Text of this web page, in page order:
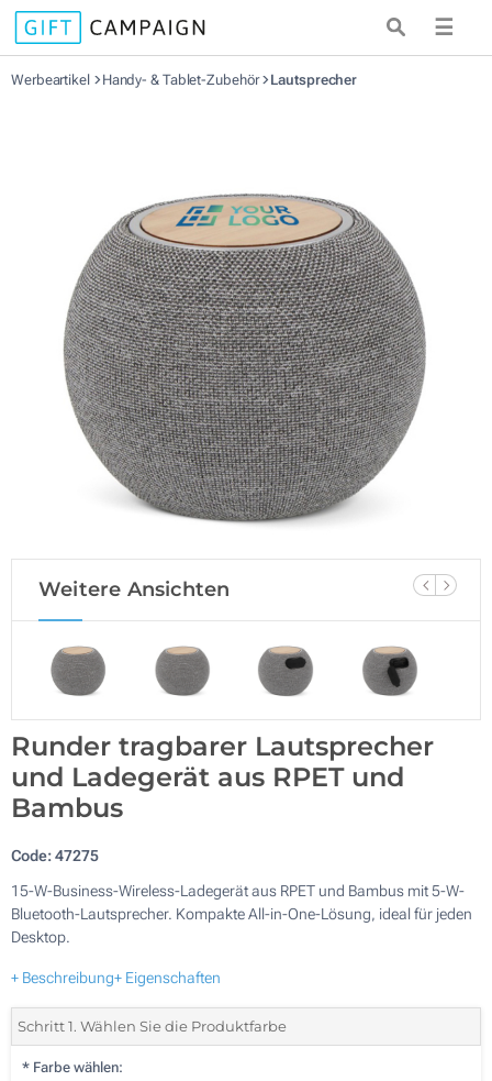
☰
Werbeartikel Handy- & Tablet-Zubehör Lautsprecher
Weitere Ansichten
Runder tragbarer Lautsprecher
und Ladegerät aus RPET und
Bambus
Code:47275
15-W-Business-Wireless-Ladegerät aus RPET und Bambus mit 5-W-
Bluetooth-Lautsprecher. Kompakte All-in-One-Lösung, ideal für jeden
Desktop.
+ Beschreibung+ Eigenschaften
Schritt 1. Wählen Sie die Produktfarbe
* Farbe wählen: